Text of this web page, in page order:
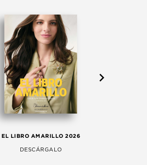
EL LIBRO AMARILLO 2026
DESCÁRGALO